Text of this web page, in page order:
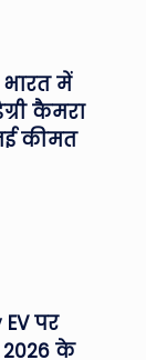
में
कैमरा
कीमत
पर
के